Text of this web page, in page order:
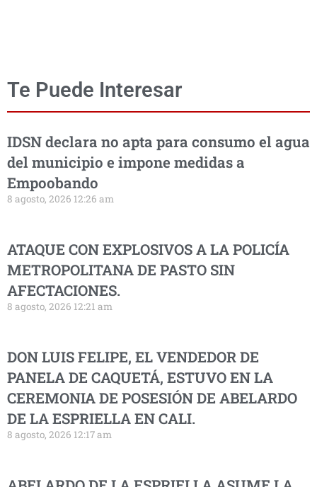
Te Puede Interesar
IDSN declara no apta para consumo el agua
del municipio e impone medidas a
Empoobando
8 agosto, 2026 12:26 am
ATAQUE CON EXPLOSIVOS A LA POLICÍA
METROPOLITANA DE PASTO SIN
AFECTACIONES.
8 agosto, 2026 12:21 am
DON LUIS FELIPE, EL VENDEDOR DE
PANELA DE CAQUETÁ, ESTUVO EN LA
CEREMONIA DE POSESIÓN DE ABELARDO
DE LA ESPRIELLA EN CALI.
8 agosto, 2026 12:17 am